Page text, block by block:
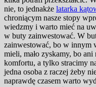
nie, to jednakże latarka
chroniącym nasze stopy
wiedzmy i warto mieć na
w buty zainwestować. W
zainwestować, bo w innym
mieli, mało zyskamy, bo
komfortu, a tylko stracimy
jedna osoba z raczej żeby
naprawdę czasem warto